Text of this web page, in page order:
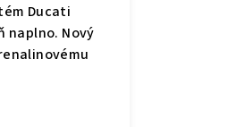
Ducati
naplno. Nový